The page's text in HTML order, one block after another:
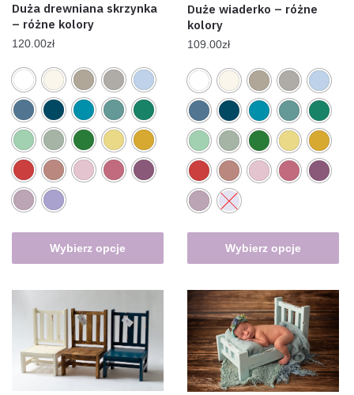
Duża drewniana skrzynka
– różne kolory
120.00zł
Wybierz opcje
Duże wiaderko – różne
kolory
109.00zł
Wybierz opcje